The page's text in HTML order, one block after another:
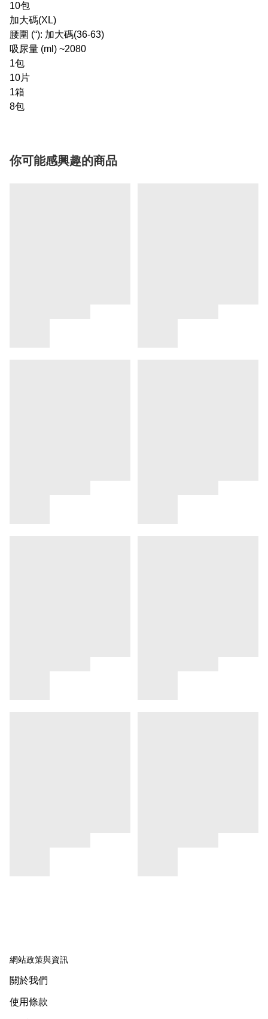
10包
加大碼(XL)
腰圍 (“): 加大碼(36-63)
吸尿量 (ml) ~2080
1包
10片
1箱
8包
你可能感興趣的商品
網站政策與資訊
關於我們
使用條款